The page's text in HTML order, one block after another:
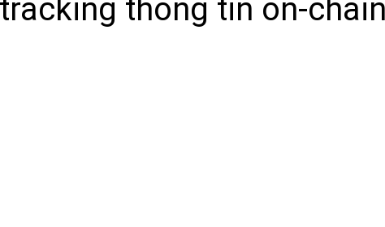
thông tin on-